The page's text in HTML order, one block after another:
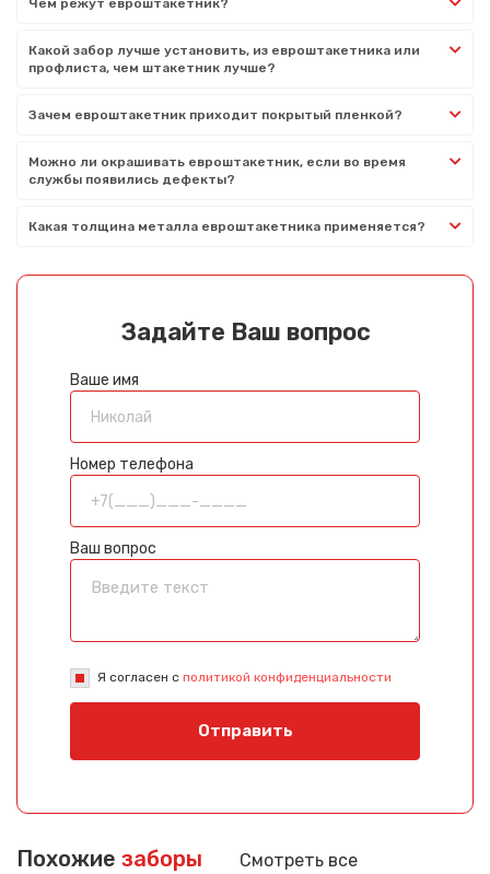
Чем режут евроштакетник?
Какой забор лучше установить, из евроштакетника или
профлиста, чем штакетник лучше?
Зачем евроштакетник приходит покрытый пленкой?
Можно ли окрашивать евроштакетник, если во время
службы появились дефекты?
Какая толщина металла евроштакетника применяется?
Задайте Ваш вопрос
Ваше имя
Номер телефона
Ваш вопрос
Я согласен с политикой конфиденциальности
Отправить
Похожие заборы Смотреть все